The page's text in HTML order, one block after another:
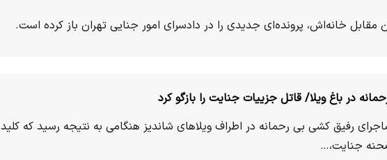
خانه‌اش، پرونده‌ای جدیدی را در دادسرای امور جنایی تهران باز کرده است.
در باغ ویلا/ قاتل جزییات جنایت را بازگو کرد
رفیق کشی بی رحمانه در اطراف ویلاهای شاندیز هنگامی به نتیجه رسید که کلید
جنایت،…